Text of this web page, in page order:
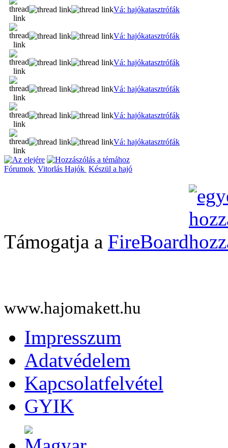
Vá: hajókatasztrófák
Vá: hajókatasztrófák
Vá: hajókatasztrófák
Vá: hajókatasztrófák
Vá: hajókatasztrófák
Vá: hajókatasztrófák
Fórumok Vitorlás Hajók Készül a hajó
Támogatja a FireBoard
www.hajomakett.hu
Impresszum
Adatvédelem
Kapcsolatfelvétel
GYIK